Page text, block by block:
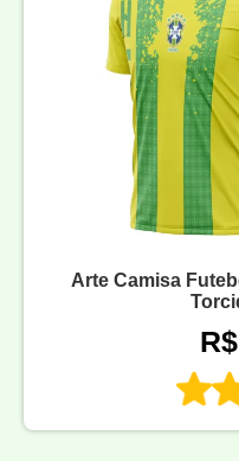
Arte Camisa